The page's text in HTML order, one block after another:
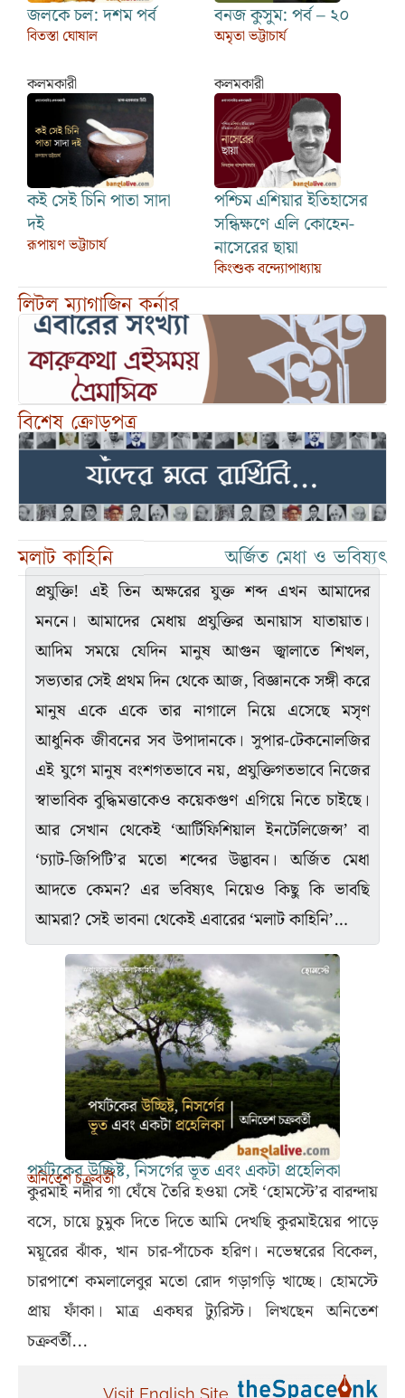
জলকে চল: দশম পর্ব
বিতস্তা ঘোষাল
বনজ কুসুম: পর্ব – ২০
অমৃতা ভট্টাচার্য
কলমকারী
কই সেই চিনি পাতা সাদা
দই
রূপায়ণ ভট্টাচার্য
কলমকারী
পশ্চিম এশিয়ার ইতিহাসের
সন্ধিক্ষণে এলি কোহেন-
নাসেরের ছায়া
কিংশুক বন্দ্যোপাধ্যায়
লিটল ম্যাগাজিন কর্নার
বিশেষ ক্রোড়পত্র
মলাট কাহিনি অর্জিত মেধা ও ভবিষ্যৎ
প্রযুক্তি! এই তিন অক্ষরের যুক্ত শব্দ এখন আমাদের
মননে। আমাদের মেধায় প্রযুক্তির অনায়াস যাতায়াত।
আদিম সময়ে যেদিন মানুষ আগুন জ্বালাতে শিখল,
সভ‍্যতার সেই প্রথম দিন থেকে আজ, বিজ্ঞানকে সঙ্গী করে
মানুষ একে একে তার নাগালে নিয়ে এসেছে মসৃণ
আধুনিক জীবনের সব উপাদানকে। সুপার-টেকনোলজির
এই যুগে মানুষ বংশগতভাবে নয়, প্রযুক্তিগতভাবে নিজের
স্বাভাবিক বুদ্ধিমত্তাকেও কয়েকগুণ এগিয়ে নিতে চাইছে।
আর সেখান থেকেই ‘আর্টিফিশিয়াল ইনটেলিজেন্স’ বা
‘চ‍্যাট-জিপিটি’র মতো শব্দের উদ্ভাবন। অর্জিত মেধা
আদতে কেমন? এর ভবিষ‍্যৎ নিয়েও কিছু কি ভাবছি
আমরা? সেই ভাবনা থেকেই এবারের ‘মলাট কাহিনি’…
পর্যটকের উচ্ছিষ্ট, নিসর্গের ভূত এবং একটা প্রহেলিকা
অনিতেশ চক্রবর্তী
কুরমাই নদীর গা ঘেঁষে তৈরি হওয়া সেই ‘হোমস্টে’র বারন্দায়
বসে, চায়ে চুমুক দিতে দিতে আমি দেখছি কুরমাইয়ের পাড়ে
ময়ূরের ঝাঁক, খান চার-পাঁচেক হরিণ। নভেম্বরের বিকেল,
চারপাশে কমলালেবুর মতো রোদ গড়াগড়ি খাচ্ছে। হোমস্টে
প্রায় ফাঁকা। মাত্র একঘর ট্যুরিস্ট। লিখছেন অনিতেশ
চক্রবর্তী...